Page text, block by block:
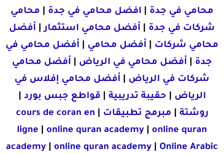
محامي في جدة افضل محامي في جدة
محامي
شركات في جدة
أفضل محامي استثمار| أفضل
محامي شركات
أفضل محامي
أفضل محامي في
جدة
أفضل محامي في الرياض
أفضل محامي
شركات في الرياض
أفضل محامي إفلاس في
الرياض
حقيبة تدريبية قواطع جبس بورد
روشتة
مبرمج تطبيقات
cours de coran en
ligne
online quran academy
online quran
academy
online quran academy Online Arabic